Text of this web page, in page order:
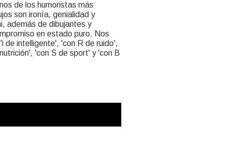
de los humoristas más
son ironía, genialidad y
además de dibujantes y
en estado puro. Nos
de intelligente', 'con R de ruido',
'con S de sport' y 'con B